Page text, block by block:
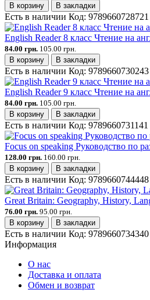
В корзину
В закладки
Есть в наличии Код: 9789660728721
English Reader 8 класс Чтение на
84.00 грн. 105.00 грн.
В корзину
В закладки
Есть в наличии Код: 9789660730243
English Reader 9 класс Чтение на
84.00 грн. 105.00 грн.
В корзину
В закладки
Есть в наличии Код: 9789660731141
Focus on speaking Руководство по
128.00 грн. 160.00 грн.
В корзину
В закладки
Есть в наличии Код: 9789660744448
Great Britain: Geography, History,
76.00 грн. 95.00 грн.
В корзину
В закладки
Есть в наличии Код: 9789660734340
Информация
О нас
Доставка и оплата
Обмен и возврат